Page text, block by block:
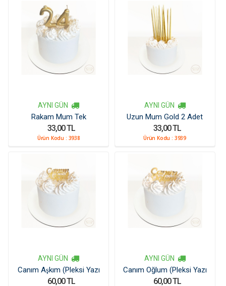
AYNI GÜN
Rakam Mum Tek
33,00 TL
Ürün Kodu : 3938
AYNI GÜN
Uzun Mum Gold 2 Adet
33,00 TL
Ürün Kodu : 3939
AYNI GÜN
Canım Aşkım (Pleksi Yazı
60,00 TL
AYNI GÜN
Canım Oğlum (Pleksi Yazı
60,00 TL